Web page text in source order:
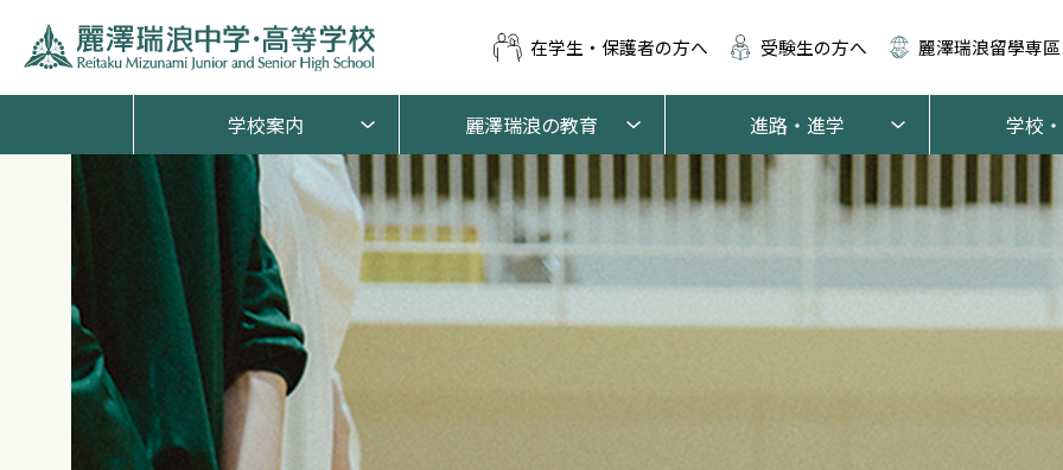
在学生・保護者の方へ 受験生の方へ 麗澤瑞浪留學専區
学校案内 麗澤瑞浪の教育 進路・進学 学校